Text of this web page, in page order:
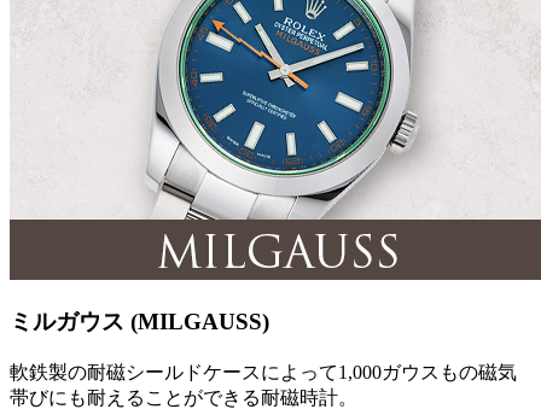
ミルガウス (MILGAUSS)
軟鉄製の耐磁シールドケースによって1,000ガウスもの磁気
帯びにも耐えることができる耐磁時計。